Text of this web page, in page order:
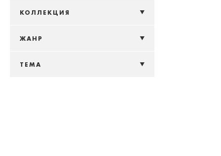
КОЛЛЕКЦИЯ
ЖАНР
ТЕМА